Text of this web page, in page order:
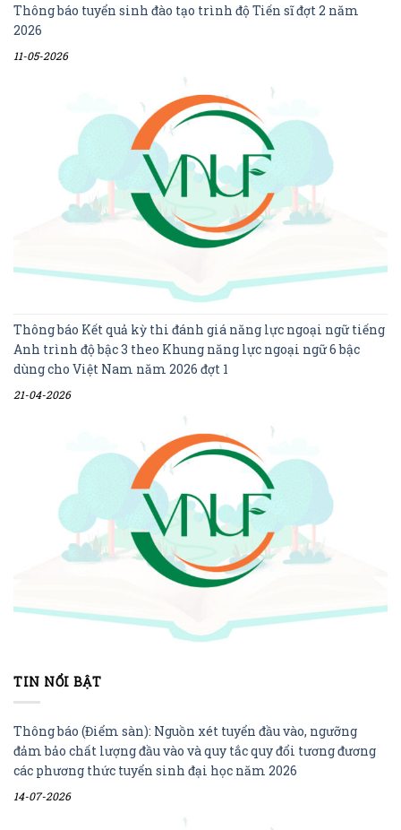
Thông báo tuyển sinh đào tạo trình độ Tiến sĩ đợt 2 năm
2026
11-05-2026
Thông báo Kết quả kỳ thi đánh giá năng lực ngoại ngữ tiếng
Anh trình độ bậc 3 theo Khung năng lực ngoại ngữ 6 bậc
dùng cho Việt Nam năm 2026 đợt 1
21-04-2026
TIN NỔI BẬT
Thông báo (Điểm sàn): Nguồn xét tuyển đầu vào, ngưỡng
đảm bảo chất lượng đầu vào và quy tắc quy đổi tương đương
các phương thức tuyển sinh đại học năm 2026
14-07-2026